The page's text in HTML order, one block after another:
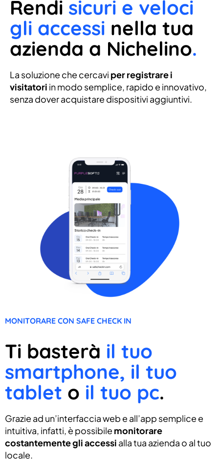
Rendi sicuri e veloci
gli accessi nella tua
azienda a Nichelino.
La soluzione che cercavi per registrare i
visitatori in modo semplice, rapido e innovativo,
senza dover acquistare dispositivi aggiuntivi.
MONITORARE CON SAFE CHECK IN
Ti basterà il tuo
smartphone, il tuo
tablet o il tuo pc.
Grazie ad un’interfaccia web e all’app semplice e
intuitiva, infatti, è possibile monitorare
costantemente gli accessi alla tua azienda o al tuo
locale.